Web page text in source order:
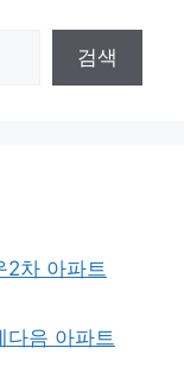
검색
2차 아파트
다음 아파트